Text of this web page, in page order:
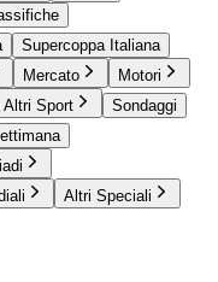
Supercoppa Italiana
Mercato
Motori
Altri Sport
Sondaggi
Altri Speciali